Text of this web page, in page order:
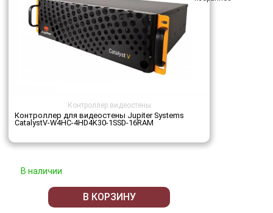
Контроллер видеостены
Контроллер для видеостены Jupiter Systems
CatalystV-W4HC-4HD4K30-1SSD-16RAM
В наличии
В КОРЗИНУ